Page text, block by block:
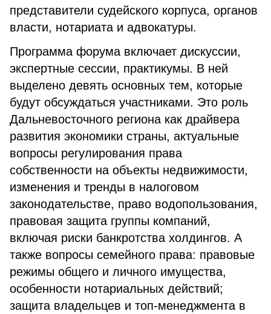
представители судейского корпуса, органов
власти, нотариата и адвокатуры.
Программа форума включает дискуссии,
экспертные сессии, практикумы. В ней
выделено девять основных тем, которые
будут обсуждаться участниками. Это роль
Дальневосточного региона как драйвера
развития экономики страны, актуальные
вопросы регулирования права
собственности на объекты недвижимости,
изменения и тренды в налоговом
законодательстве, право водопользования,
правовая защита группы компаний,
включая риски банкротства холдингов. А
также вопросы семейного права: правовые
режимы общего и личного имущества,
особенности нотариальных действий;
защита владельцев и топ-менеджмента в